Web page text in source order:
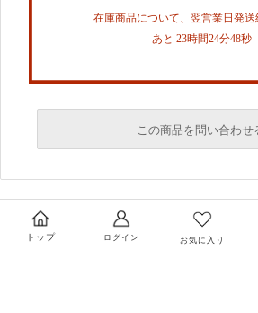
在庫商品について、翌営業日発
あと 23時間24分47秒
この商品を問い合わせ
トップ ログイン お気に入り